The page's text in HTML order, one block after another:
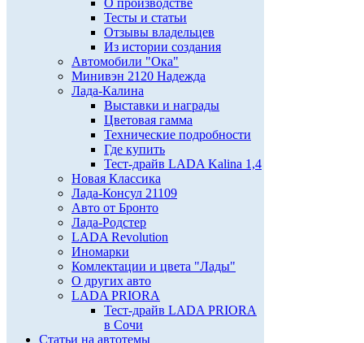
О производстве
Тесты и статьи
Отзывы владельцев
Из истории создания
Автомобили "Ока"
Минивэн 2120 Надежда
Лада-Калина
Выставки и награды
Цветовая гамма
Технические подробности
Где купить
Тест-драйв LADA Kalina 1,4
Новая Классика
Лада-Консул 21109
Авто от Бронто
Лада-Родстер
LADA Revolution
Иномарки
Комлектации и цвета "Лады"
О других авто
LADA PRIORA
Тест-драйв LADA PRIORA
в Сочи
Статьи на автотемы